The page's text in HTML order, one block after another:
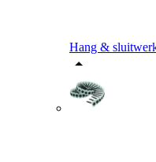
Hang &